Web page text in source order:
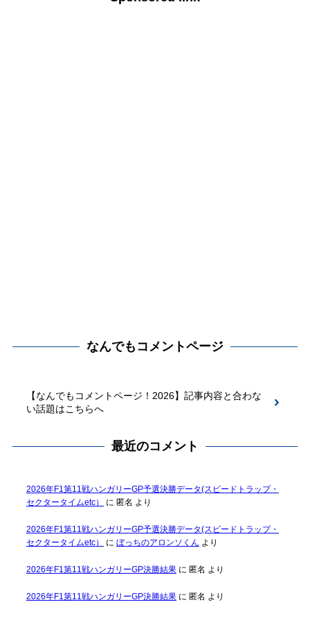
なんでもコメントページ
【なんでもコメントページ！2026】記事内容と合わな
い話題はこちらへ
最近のコメント
2026年F1第11戦ハンガリーGP予選決勝データ(スピードトラップ・
セクタータイムetc）
に 匿名 より
2026年F1第11戦ハンガリーGP予選決勝データ(スピードトラップ・
セクタータイムetc）
に ぼっちのアロンソくん より
2026年F1第11戦ハンガリーGP決勝結果に 匿名 より
2026年F1第11戦ハンガリーGP決勝結果に 匿名 より